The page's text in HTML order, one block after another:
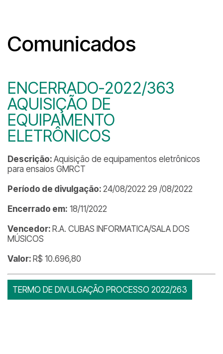
Comunicados
ENCERRADO-2022/363
AQUISIÇÃO DE
EQUIPAMENTO
ELETRÔNICOS
Descrição: Aquisição de equipamentos eletrônicos
para ensaios GMRCT
Período de divulgação: 24/08/2022 29 /08/2022
Encerrado em: 18/11/2022
Vencedor: R.A. CUBAS INFORMATICA/SALA DOS
MÚSICOS
Valor: R$ 10.696,80
TERMO DE DIVULGAÇÃO PROCESSO 2022/263